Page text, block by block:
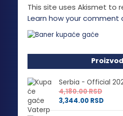
This site uses Akismet to
Learn how your comment
Serbia - Official
4,180.00RSD
3,344.00 RSD